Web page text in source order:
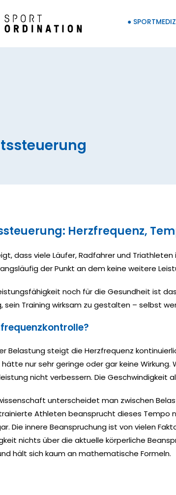
●
Herzfrequenz,
dass viele Läufer, Radfahrer und
der Punkt an dem keine weitere
noch für die Gesundheit ist
sein Training wirksam zu gestalten – selbst
Belastung steigt die Herzfrequenz
nur sehr geringe oder gar keine
nicht verbessern. Die Geschwindigkeit
unterscheidet man zwischen
Athleten beansprucht dieses
Die innere Beanspruchung ist von vielen
nichts über die aktuelle körperliche
hält sich kaum an mathematische Formeln.